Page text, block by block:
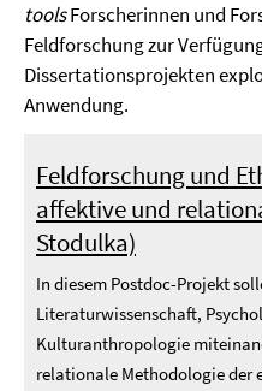
toolsForscherinnen und
Feldforschung zur
Dissertationsprojekten
Anwendung.
Feldforschung und
affektive und
Stodulka)
In diesem Postdoc-Projekt
Literaturwissenschaft,
Kulturanthropologie
relationale Methodologie der